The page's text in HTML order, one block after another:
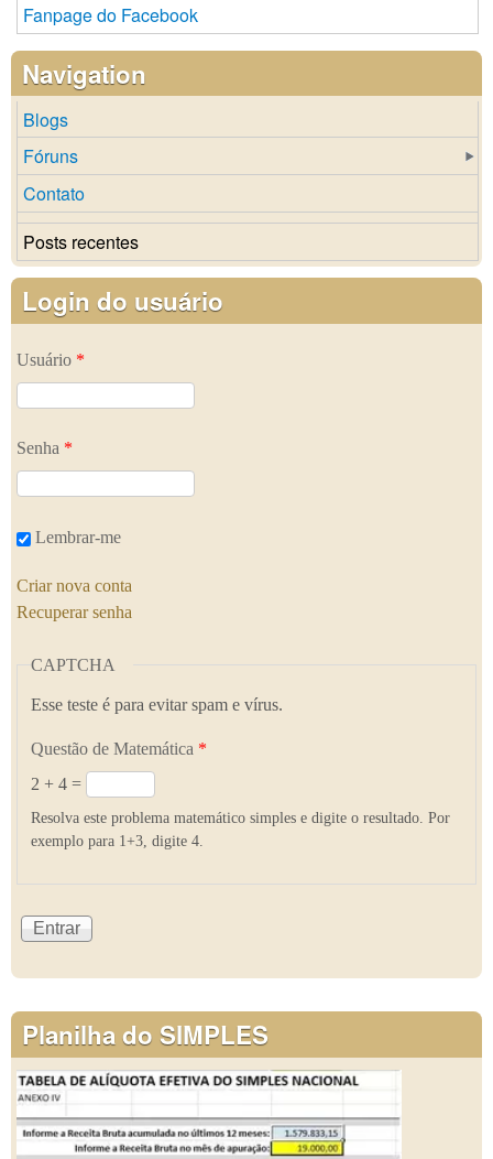
Fanpage do Facebook
Navigation
Blogs
Fóruns
Contato
Posts recentes
Login do usuário
Usuário *
Senha *
Lembrar-me
Criar nova conta
Recuperar senha
CAPTCHA
Esse teste é para evitar spam e vírus.
Questão de Matemática *
2 + 4 =
Resolva este problema matemático simples e digite o resultado. Por
exemplo para 1+3, digite 4.
Planilha do SIMPLES